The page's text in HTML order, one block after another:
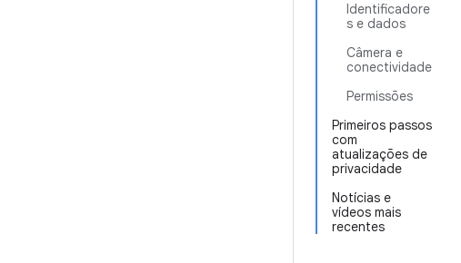
Identificadore
s e dados
Câmera e
conectividade
Permissões
Primeiros passos
com
atualizações de
privacidade
Notícias e
vídeos mais
recentes